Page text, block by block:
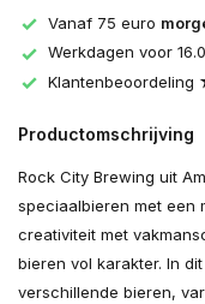
Vanaf 75 euro
Werkdagen voor
Klantenbeoordeling
Productomschrijving
Rock City Brewing uit
speciaalbieren met een
creativiteit met
bieren vol karakter. In
verschillende bieren,